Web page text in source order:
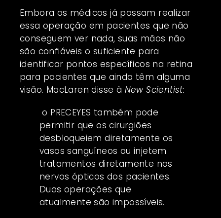
Embora os médicos já possam realizar
essa operação em pacientes que não
conseguem ver nada, suas mãos não
são confiáveis ​​o suficiente para
identificar pontos específicos na retina
para pacientes que ainda têm alguma
visão. MacLaren disse à New Scientist:
o PRECEYES também pode
permitir que os cirurgiões
desbloqueiem diretamente os
vasos sanguíneos ou injetem
tratamentos diretamente nos
nervos ópticos dos pacientes.
Duas operações que
atualmente são impossíveis.